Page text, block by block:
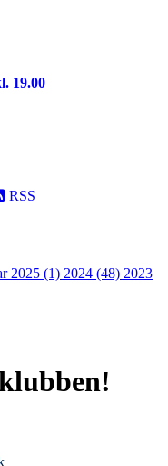
19.00
RSS
2025 (1) 2024 (48) 2023